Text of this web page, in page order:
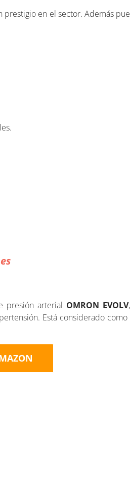
prestigio en el sector. Además
presión arterial OMRON EVOLV
Está considerado